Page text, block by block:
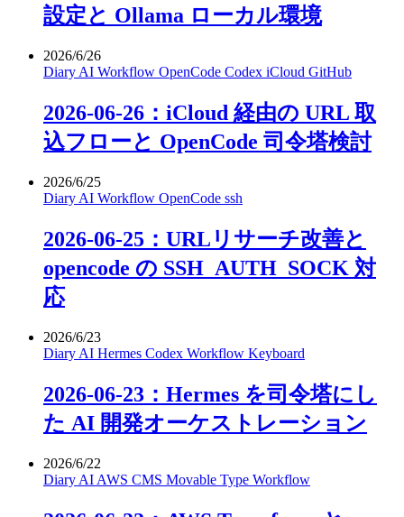
設定と Ollama ローカル環境
2026/6/26
Diary AI Workflow OpenCode Codex iCloud GitHub
2026-06-26：iCloud 経由の URL 取
込フローと OpenCode 司令塔検討
2026/6/25
Diary AI Workflow OpenCode ssh
2026-06-25：URLリサーチ改善と
opencode の SSH_AUTH_SOCK 対
応
2026/6/23
Diary AI Hermes Codex Workflow Keyboard
2026-06-23：Hermes を司令塔にし
た AI 開発オーケストレーション
2026/6/22
Diary AI AWS CMS Movable Type Workflow